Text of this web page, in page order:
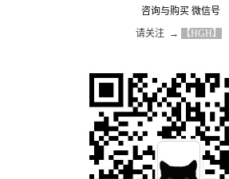
咨询与购买 微信号
请关注  → 【HGH】